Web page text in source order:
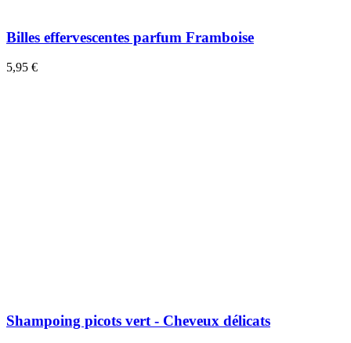
Billes effervescentes parfum Framboise
5,95 €
Shampoing picots vert - Cheveux délicats